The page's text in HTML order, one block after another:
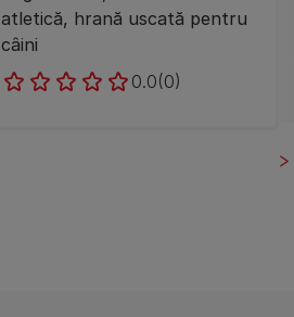
atletică, hrană uscată pentru
câini
0.0(0)